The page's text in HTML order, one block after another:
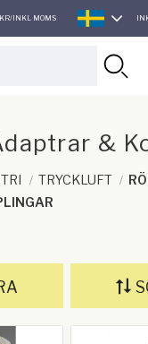
INKL MOMS
SVENSKA
&
TRYCKLUFT